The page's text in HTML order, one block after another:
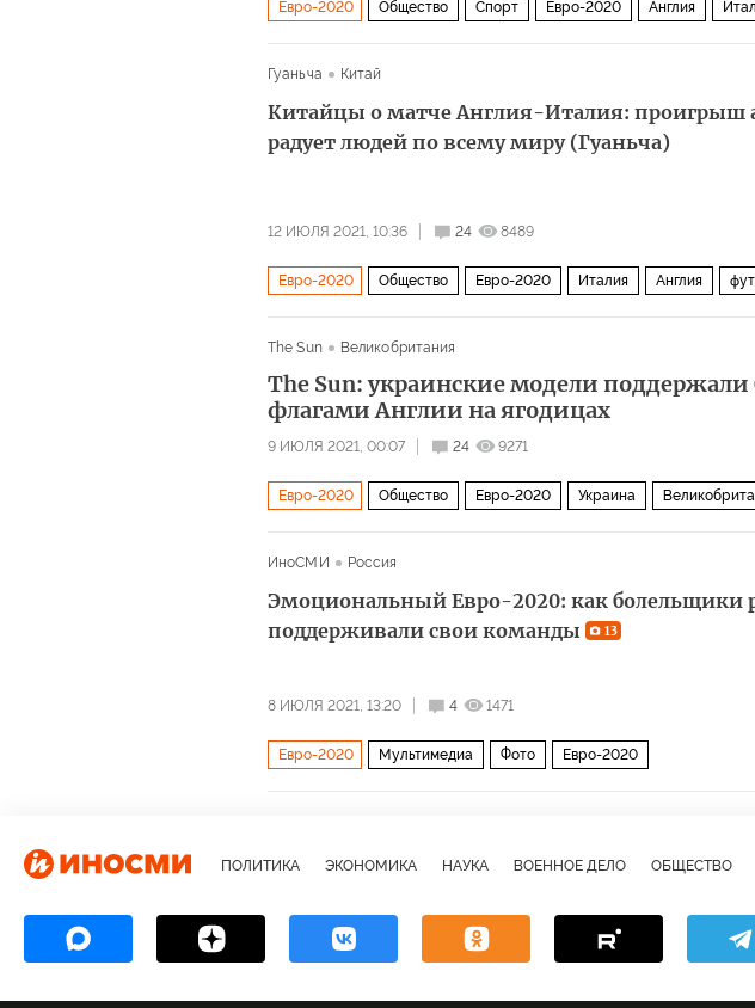
Евро-2020 Общество Спорт Евро-2020 Англия
Гуаньча Китай
Китайцы о матче Англия-Италия: проигрыш
радует людей по всему миру (Гуаньча)
12 ИЮЛЯ 2021, 10:36 24 8489
Евро-2020 Общество Евро-2020 Италия Англия
The Sun Великобритания
The Sun: украинские модели
флагами Англии на ягодицах
9 ИЮЛЯ 2021, 00:07 24 9271
Евро-2020 Общество Евро-2020 Украина
ИноСМИ Россия
Эмоциональный Евро-2020: как болельщики
поддерживали свои команды
13
8 ИЮЛЯ 2021, 13:20 4 1471
Евро-2020 Мультимедиа Фото Евро-2020
ПОЛИТИКА ЭКОНОМИКА НАУКА ВОЕННОЕ ДЕЛО ОБЩЕСТВО